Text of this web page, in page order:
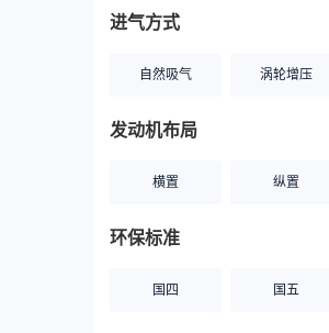
进气方式
自然吸气 涡轮增压
发动机布局
横置 纵置
环保标准
国四 国五